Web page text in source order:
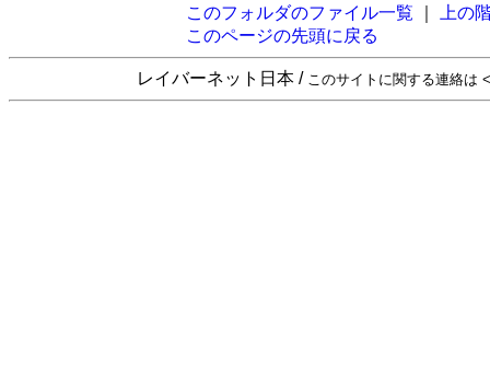
このフォルダのファイル一覧
上の
このページの先頭に戻る
レイバーネット日本 / このサイトに関する連絡は